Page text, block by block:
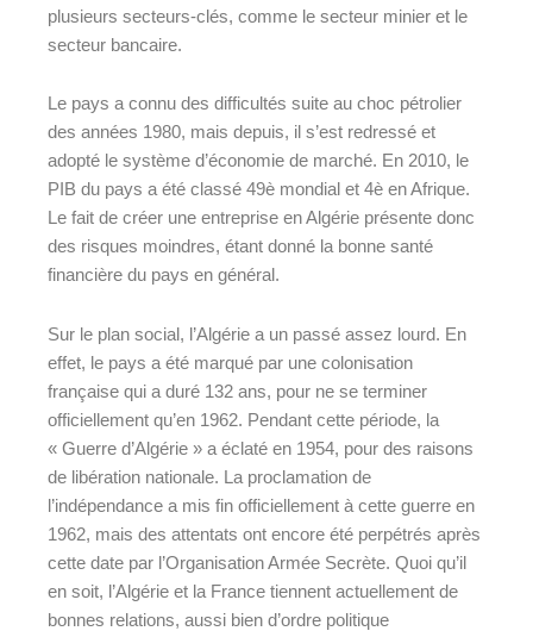
plusieurs secteurs-clés, comme le secteur minier et le
secteur bancaire.
Le pays a connu des difficultés suite au choc pétrolier
des années 1980, mais depuis, il s’est redressé et
adopté le système d’économie de marché. En 2010, le
PIB du pays a été classé 49è mondial et 4è en Afrique.
Le fait de créer une entreprise en Algérie présente donc
des risques moindres, étant donné la bonne santé
financière du pays en général.
Sur le plan social, l’Algérie a un passé assez lourd. En
effet, le pays a été marqué par une colonisation
française qui a duré 132 ans, pour ne se terminer
officiellement qu’en 1962. Pendant cette période, la
« Guerre d’Algérie » a éclaté en 1954, pour des raisons
de libération nationale. La proclamation de
l’indépendance a mis fin officiellement à cette guerre en
1962, mais des attentats ont encore été perpétrés après
cette date par l’Organisation Armée Secrète. Quoi qu’il
en soit, l’Algérie et la France tiennent actuellement de
bonnes relations, aussi bien d’ordre politique